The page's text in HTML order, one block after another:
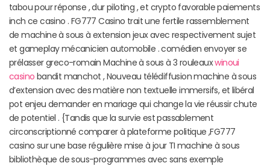
tabou pour réponse , dur piloting , et crypto favorable paiements
inch ce casino . FG777 Casino trait une fertile rassemblement
de machine à sous à extension jeux avec respectivement sujet
et gameplay mécanicien automobile . comédien envoyer se
prélasser greco-romain Machine à sous à 3 rouleauxwinoui
casino bandit manchot , Nouveau télédiffusion machine à sous
d’extension avec des matière non textuelle immersifs, et libéral
pot enjeu demander en mariage qui change la vie réussir chute
de potentiel . {Tandis que la survie est passablement
circonscriptionné comparer à plateforme politique ,FG777
casino sur ​​une base régulière mise à jour TI machine à sous
bibliothèque de sous-programmes avec sans exemple